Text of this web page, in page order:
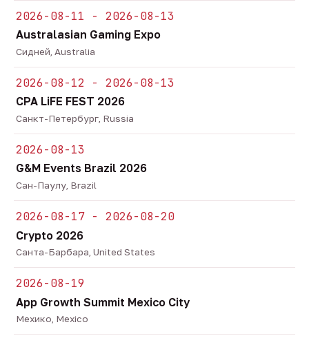
2026-08-11 - 2026-08-13
Australasian Gaming Expo
Сидней, Australia
2026-08-12 - 2026-08-13
CPA LiFE FEST 2026
Санкт-Петербург, Russia
2026-08-13
G&M Events Brazil 2026
Сан-Паулу, Brazil
2026-08-17 - 2026-08-20
Crypto 2026
Санта-Барбара, United States
2026-08-19
App Growth Summit Mexico City
Мехико, Mexico